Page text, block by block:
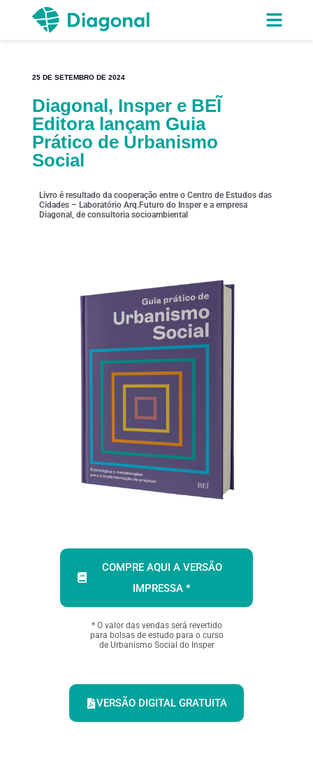
25 DE SETEMBRO DE 2024
Diagonal, Insper e BEĨ
Editora lançam Guia
Prático de Urbanismo
Social
Livro é resultado da cooperação entre o Centro de Estudos das
Cidades – Laboratório Arq.Futuro do Insper e a empresa
Diagonal, de consultoria socioambiental
COMPRE AQUI A VERSÃO
IMPRESSA *
* O valor das vendas será revertido
para bolsas de estudo para o curso
de Urbanismo Social do Insper
VERSÃO DIGITAL GRATUITA